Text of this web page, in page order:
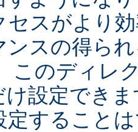
セスがより
ンスの得ら
このディレ
け設定でき
定すること